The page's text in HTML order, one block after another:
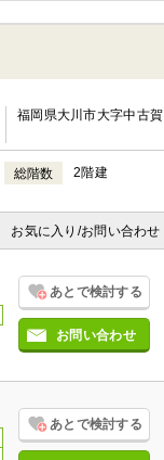
福岡県大川市大字中古賀
総階数 2階建
お気に入り /お問い合わせ
あとで検討する
お問い合わせ
あとで検討する